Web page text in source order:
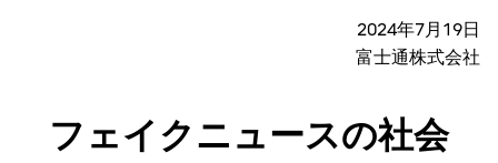
2024年7月19日
富士通株式会社
フェイクニュースの社会